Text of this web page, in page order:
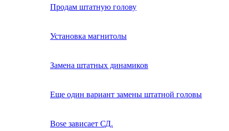
Продам штатную голову
Установка магнитолы
Замена штатных динамиков
Еще один вариант замены штатной головы
Bose зависает СД.